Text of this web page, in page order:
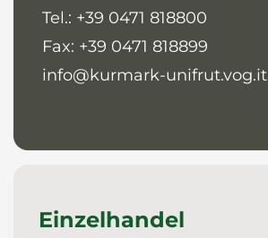
Tel.: +39 0471 818800
Fax: +39 0471 818899
info@kurmark-unifrut.vog.it
Einzelhandel